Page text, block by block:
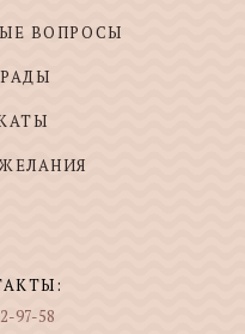
ВОПРОСЫ
97-58